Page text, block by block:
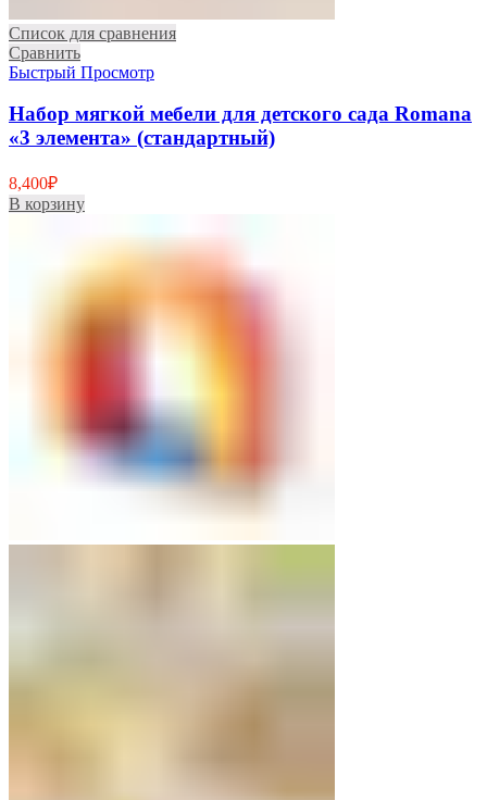
Список для сравнения
Сравнить
Быстрый Просмотр
Набор мягкой мебели для детского сада Romana
«3 элемента» (стандартный)
8,400₽
В корзину